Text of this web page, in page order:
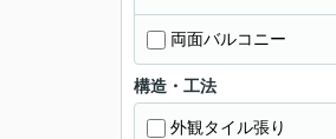
両面バルコニー
構造・工法
外観タイル張り